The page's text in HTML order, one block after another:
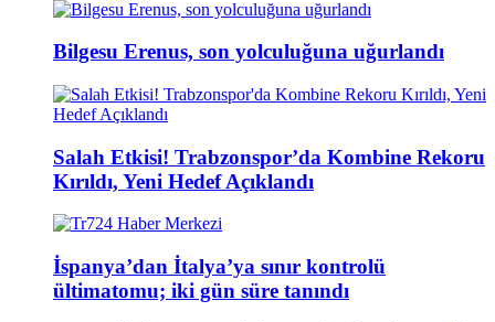
Bilgesu Erenus, son yolculuğuna uğurlandı
Salah Etkisi! Trabzonspor’da Kombine Rekoru
Kırıldı, Yeni Hedef Açıklandı
İspanya’dan İtalya’ya sınır kontrolü
ültimatomu; iki gün süre tanındı